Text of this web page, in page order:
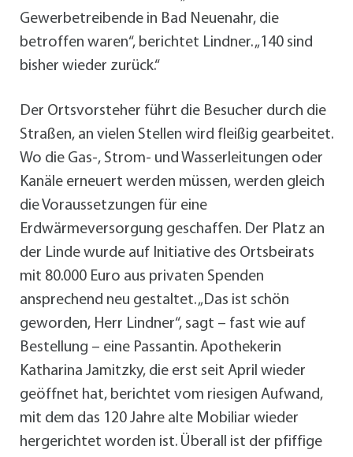
Gewerbetreibende in Bad Neuenahr, die
betroffen waren“, berichtet Lindner. „140 sind
bisher wieder zurück.“
Der Ortsvorsteher führt die Besucher durch die
Straßen, an vielen Stellen wird fleißig gearbeitet.
Wo die Gas-, Strom- und Wasserleitungen oder
Kanäle erneuert werden müssen, werden gleich
die Voraussetzungen für eine
Erdwärmeversorgung geschaffen. Der Platz an
der Linde wurde auf Initiative des Ortsbeirats
mit 80.000 Euro aus privaten Spenden
ansprechend neu gestaltet. „Das ist schön
geworden, Herr Lindner“, sagt – fast wie auf
Bestellung – eine Passantin. Apothekerin
Katharina Jamitzky, die erst seit April wieder
geöffnet hat, berichtet vom riesigen Aufwand,
mit dem das 120 Jahre alte Mobiliar wieder
hergerichtet worden ist. Überall ist der pfiffige